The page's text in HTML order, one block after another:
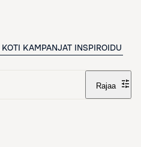
KOTI KAMPANJAT INSPIROIDU
Rajaa